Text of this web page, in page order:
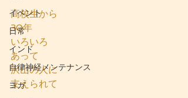
イベント
日常
インド
自律神経メンテナンス
ヨガ
高校生から
30年
いろいろ
あって
沢山の人に
支えられて